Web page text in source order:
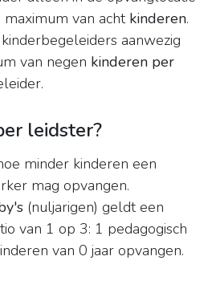
maximum van acht kinderen.
aanwezig
van negen kinderen per
leidster?
minder kinderen een
mag opvangen.
(nuljarigen) geldt een
van 1 op 3: 1 pedagogisch
van 0 jaar opvangen.